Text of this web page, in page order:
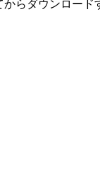
らダウンロード